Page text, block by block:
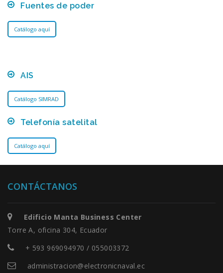
Fuentes de poder
Catálogo aquí
AIS
Catálogo SIMRAD
Telefonía satelital
Catálogo aquí
CONTÁCTANOS
Edificio Manta Business Center
Torre A, oficina 304, Ecuador
+ 593 969094970 / 055003372
administracion@electronicnaval.ec